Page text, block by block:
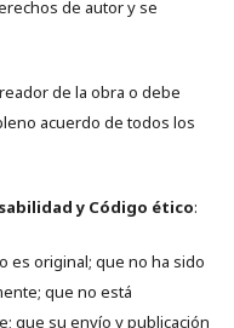
de autor y se
de la obra o debe
acuerdo de todos los
y Código ético:
es original; que no ha sido
que no está
que su envío y publicación